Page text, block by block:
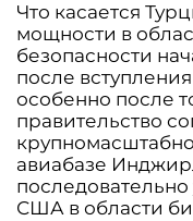
Что касается
мощности в
безопасности
после
особенно после
правительство
авиабазе
последовательно
США в области